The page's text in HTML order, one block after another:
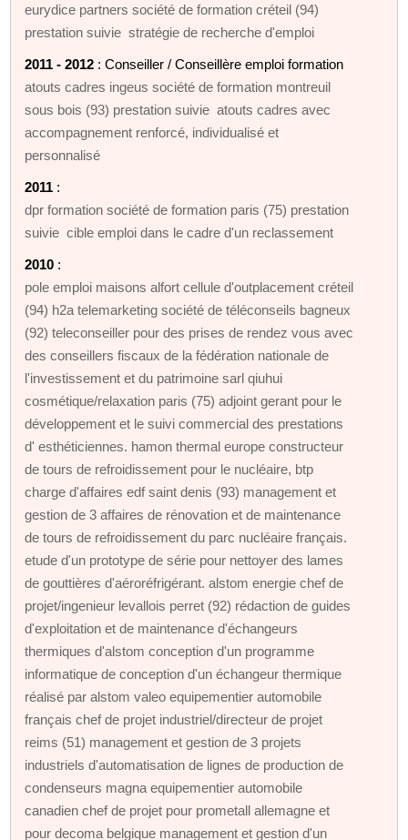
eurydice partners société de formation créteil (94)
prestation suivie stratégie de recherche d'emploi
2011 - 2012 : Conseiller / Conseillère emploi formation
atouts cadres ingeus société de formation montreuil
sous bois (93) prestation suivie atouts cadres avec
accompagnement renforcé, individualisé et
personnalisé
2011 :
dpr formation société de formation paris (75) prestation
suivie cible emploi dans le cadre d'un reclassement
2010 :
pole emploi maisons alfort cellule d'outplacement créteil
(94) h2a telemarketing société de téléconseils bagneux
(92) teleconseiller pour des prises de rendez vous avec
des conseillers fiscaux de la fédération nationale de
l'investissement et du patrimoine sarl qiuhui
cosmétique/relaxation paris (75) adjoint gerant pour le
développement et le suivi commercial des prestations
d' esthéticiennes. hamon thermal europe constructeur
de tours de refroidissement pour le nucléaire, btp
charge d'affaires edf saint denis (93) management et
gestion de 3 affaires de rénovation et de maintenance
de tours de refroidissement du parc nucléaire français.
etude d'un prototype de série pour nettoyer des lames
de gouttières d'aéroréfrigérant. alstom energie chef de
projet/ingenieur levallois perret (92) rédaction de guides
d'exploitation et de maintenance d'échangeurs
thermiques d'alstom conception d'un programme
informatique de conception d'un échangeur thermique
réalisé par alstom valeo equipementier automobile
français chef de projet industriel/directeur de projet
reims (51) management et gestion de 3 projets
industriels d'automatisation de lignes de production de
condenseurs magna equipementier automobile
canadien chef de projet pour prometall allemagne et
pour decoma belgique management et gestion d'un